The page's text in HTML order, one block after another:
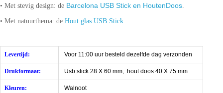
• Met stevig design: de Barcelona USB Stick en HoutenDoos.
• Met natuurthema: de Hout glas USB Stick.
Levertijd: Voor 11:00 uur besteld dezelfde dag verzonden
Drukformaat: Usb stick 28 X 60 mm, hout doos 40 X 75 mm
Kleuren: Walnoot